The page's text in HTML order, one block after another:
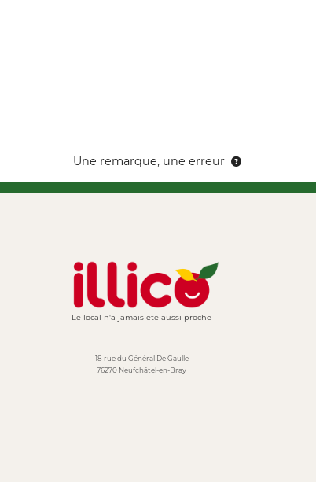
Une remarque, une erreur
Le local n'a jamais été aussi proche
18 rue du Général De Gaulle
76270 Neufchâtel-en-Bray